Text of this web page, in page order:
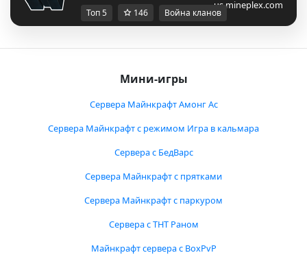
us.mineplex.com
Топ 5 146 Война кланов
Мини-игры
Сервера Майнкрафт Амонг Ас
Сервера Майнкрафт с режимом Игра в кальмара
Сервера с БедВарс
Сервера Майнкрафт с прятками
Сервера Майнкрафт с паркуром
Сервера с ТНТ Раном
Майнкрафт сервера с BoxPvP